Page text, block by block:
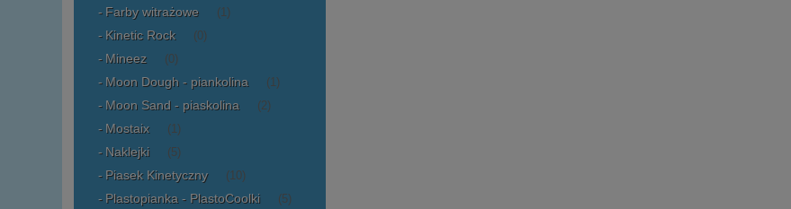
Farby witrażowe (1)
Kinetic Rock (0)
Mineez (0)
Moon Dough - piankolina (1)
Moon Sand - piaskolina (2)
Mostaix (1)
Naklejki (5)
Piasek Kinetyczny (10)
Plastopianka - PlastoCoolki (5)